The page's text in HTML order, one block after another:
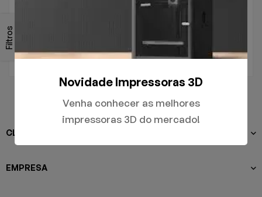
Filtros
CLIENTES
EMPRESA
Novidade Impressoras 3D
Venha conhecer as melhores
impressoras 3D do mercado!